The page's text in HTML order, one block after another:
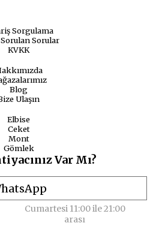
Sorgulama
Sorulan Sorular
KVKK
Blog
Ulaşın
Çekebilir
Elbise
Ceket
Mont
Gömlek
Var Mı?
Cumartesi 11:00 ile 21:00
arası